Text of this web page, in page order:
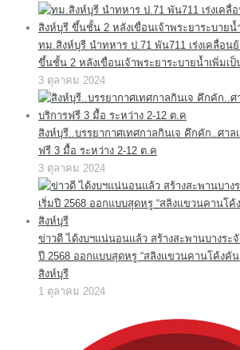
ทม.สิงห์บุรี นำทหาร ป.71 พัน711 เร่งเคลื่อน
ขึ้นชั้น 2 หลังเขื่อนเจ้าพระยาระบายน้ำเพิ่มเ
3 ตุลาคม 2024
สิงห์บุรี..บรรยากาศเทศกาลกินเจ คึกคัก..ศาล
ฟรี 3 มื้อ ระหว่าง 2-12 ต.ค
3 ตุลาคม 2024
ข่าวดี ได้งบฯแน่นอนแล้ว สร้างสะพานบางระ
ปี 2568 ออกแบบสุดหรู “สลิงแขวนคานโค้งคั
สิงห์บุรี
1 ตุลาคม 2024